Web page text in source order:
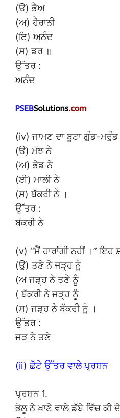
(ੳ) ਭੈਅ
(ਅ) ਹੈਰਾਨੀ
(ਇ) ਅਨੰਦ
(ਸ) ਡਰ ॥
ਉੱਤਰ :
ਅਨੰਦ
(iv) ਜਾਮਣ ਦਾ ਬੂਟਾ ਗੁੰਡ-ਮਰੁੰਡ
(ੳ) ਮੱਝ ਨੇ
(ਅ) ਭੇਡ ਨੇ
(ਈ) ਮਾਲੀ ਨੇ
(ਸ) ਬੱਕਰੀ ਨੇ ।
ਉੱਤਰ :
ਬੱਕਰੀ ਨੇ
(v) ‘‘ਮੈਂ ਹਾਰਾਂਗੀ ਨਹੀਂ ।”
(ਉ) ਤਣੇ ਨੇ ਜੜ੍ਹ ਨੂੰ
(ਅ ਜੜ੍ਹ ਨੇ ਤਣੇ ਨੂੰ
( ਬੱਕਰੀ ਨੇ ਜੜ੍ਹ ਨੂੰ
(ਸ) ਜੜ੍ਹ ਨੇ ਬੱਕਰੀ ਨੂੰ ।
ਉੱਤਰ :
ਜੜ ਨੇ ਤਣੇ
(ii) ਛੋਟੇ ਉੱਤਰ ਵਾਲੇ ਪ੍ਰਸ਼ਨ
ਪ੍ਰਸ਼ਨ 1.
ਭੋਲੂ ਨੇ ਖਾਣੇ ਵਾਲੇ ਡੱਬੇ ਵਿੱਚ ਕੀ